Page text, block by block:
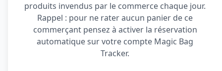
produits invendus par le commerce chaque jour.
Rappel : pour ne rater aucun panier de ce
commerçant pensez à activer la réservation
automatique sur votre compte Magic Bag
Tracker.